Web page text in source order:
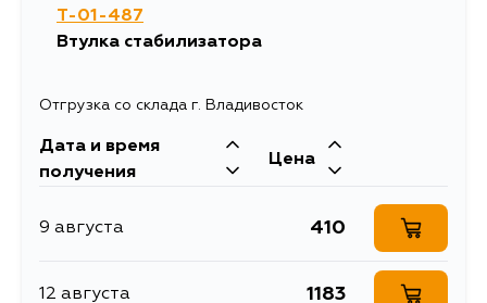
T-01-487
Втулка стабилизатора
Отгрузка со склада г. Владивосток
Дата и время
получения
Цена
9 августа 410
12 августа 1183